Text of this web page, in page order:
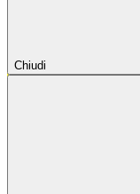
Chiudi